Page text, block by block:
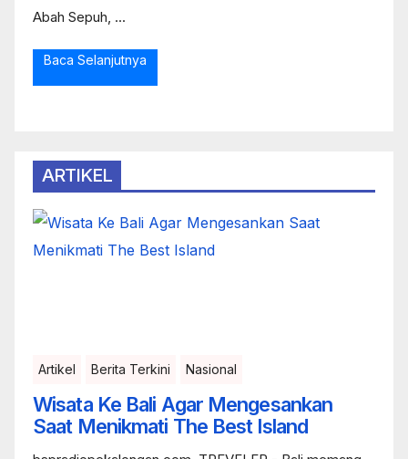
Abah Sepuh, ...
Baca Selanjutnya
ARTIKEL
Artikel Berita Terkini Nasional
Wisata Ke Bali Agar Mengesankan
Saat Menikmati The Best Island